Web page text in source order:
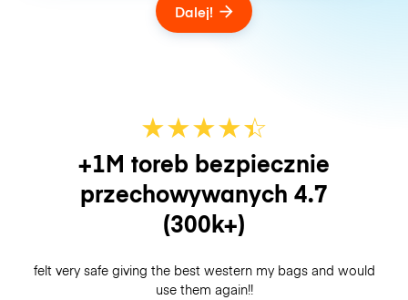
Dalej!
★★★★☆
★
+1M toreb bezpiecznie
przechowywanych 4.7
(300k+)
felt very safe giving the best western my bags and would
use them again!!